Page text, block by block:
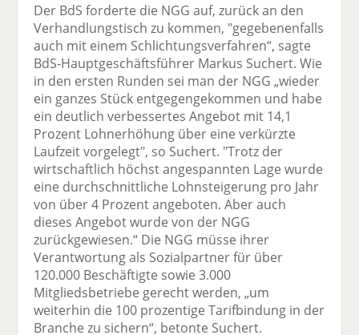
Der BdS forderte die NGG auf, zurück an den
Verhandlungstisch zu kommen, "gegebenenfalls
auch mit einem Schlichtungsverfahren“, sagte
BdS-Hauptgeschäftsführer Markus Suchert. Wie
in den ersten Runden sei man der NGG „wieder
ein ganzes Stück entgegengekommen und habe
ein deutlich verbessertes Angebot mit 14,1
Prozent Lohnerhöhung über eine verkürzte
Laufzeit vorgelegt", so Suchert. "Trotz der
wirtschaftlich höchst angespannten Lage wurde
eine durchschnittliche Lohnsteigerung pro Jahr
von über 4 Prozent angeboten. Aber auch
dieses Angebot wurde von der NGG
zurückgewiesen.“ Die NGG müsse ihrer
Verantwortung als Sozialpartner für über
120.000 Beschäftigte sowie 3.000
Mitgliedsbetriebe gerecht werden, „um
weiterhin die 100 prozentige Tarifbindung in der
Branche zu sichern“, betonte Suchert.